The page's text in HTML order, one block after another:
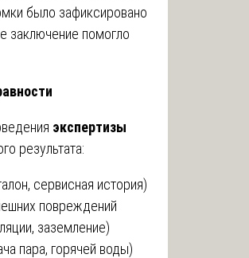
было зафиксировано
помогло
экспертизы
результата:
сервисная история)
повреждений
заземление)
пара, горячей воды)